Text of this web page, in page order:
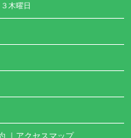
木曜日
｜アクセスマップ